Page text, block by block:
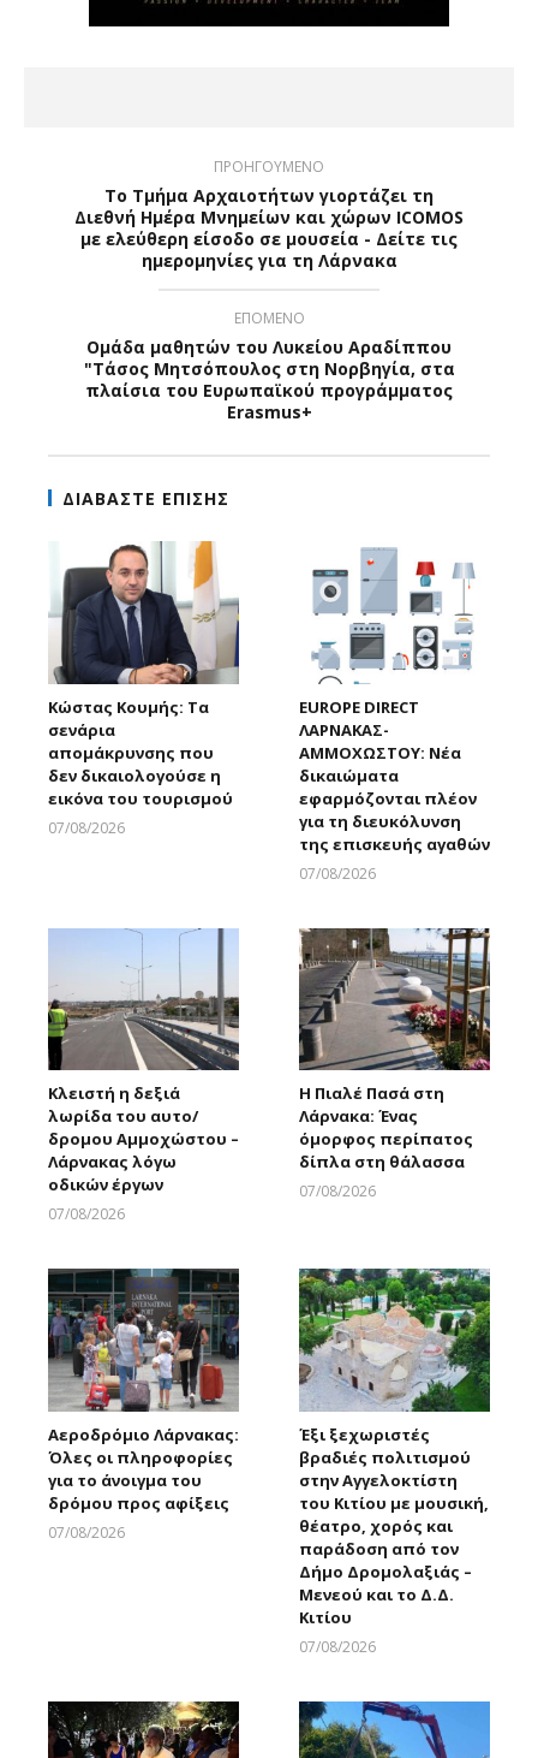
ΠΡΟΗΓΟΥΜΕΝΟ
Το Τμήμα Αρχαιοτήτων γιορτάζει τη
Διεθνή Ημέρα Μνημείων και χώρων ICOMOS
με ελεύθερη είσοδο σε μουσεία - Δείτε τις
ημερομηνίες για τη Λάρνακα
ΕΠΟΜΕΝΟ
Ομάδα μαθητών του Λυκείου Αραδίππου
"Τάσος Μητσόπουλος στη Νορβηγία, στα
πλαίσια του Ευρωπαϊκού προγράμματος
Erasmus+
ΔΙΑΒΑΣΤΕ ΕΠΙΣΗΣ
Κώστας Κουμής: Τα
σενάρια
απομάκρυνσης που
δεν δικαιολογούσε η
εικόνα του τουρισμού
07/08/2026
EUROPE DIRECT
ΛΑΡΝΑΚΑΣ-
ΑΜΜΟΧΩΣΤΟΥ: Νέα
δικαιώματα
εφαρμόζονται πλέον
για τη διευκόλυνση
της επισκευής αγαθών
07/08/2026
Κλειστή η δεξιά
λωρίδα του αυτο/
δρομου Αμμοχώστου –
Λάρνακας λόγω
οδικών έργων
07/08/2026
Η Πιαλέ Πασά στη
Λάρνακα: Ένας
όμορφος περίπατος
δίπλα στη θάλασσα
07/08/2026
Αεροδρόμιο Λάρνακας:
Όλες οι πληροφορίες
για το άνοιγμα του
δρόμου προς αφίξεις
07/08/2026
Έξι ξεχωριστές
βραδιές πολιτισμού
στην Αγγελοκτίστη
του Κιτίου με μουσική,
θέατρο, χορός και
παράδοση από τον
Δήμο Δρομολαξιάς –
Μενεού και το Δ.Δ.
Κιτίου
07/08/2026